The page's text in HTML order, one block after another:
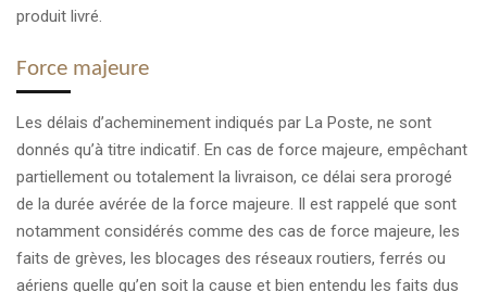
produit livré.
Force majeure
Les délais d’acheminement indiqués par La Poste, ne sont
donnés qu’à titre indicatif. En cas de force majeure, empêchant
partiellement ou totalement la livraison, ce délai sera prorogé
de la durée avérée de la force majeure. Il est rappelé que sont
notamment considérés comme des cas de force majeure, les
faits de grèves, les blocages des réseaux routiers, ferrés ou
aériens quelle qu’en soit la cause et bien entendu les faits dus